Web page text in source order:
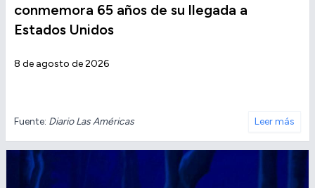
conmemora 65 años de su llegada a
Estados Unidos
8 de agosto de 2026
Fuente: Diario Las Américas Leer más